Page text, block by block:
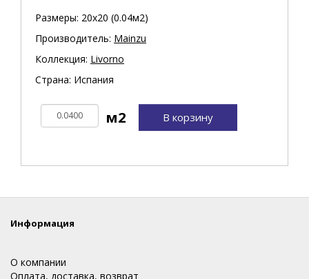
Размеры: 20х20 (0.04м2)
Производитель: Mainzu
Коллекция: Livorno
Страна: Испания
В корзину
Информация
О компании
Оплата, доставка, возврат